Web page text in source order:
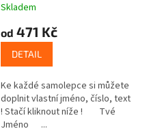
Skladem
od 471 Kč
DETAIL
Ke každé samolepce si můžete
doplnit vlastní jméno, číslo, text
! Stačí kliknout níže ! Tvé
Jméno ...